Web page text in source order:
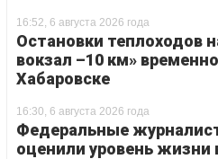
16:52, 6 августа 2026 года
Остановки теплоходов
вокзал –10 км»
Хабаровске
16:30, 6 августа 2026 года
Федеральные
оценили уровень жизни